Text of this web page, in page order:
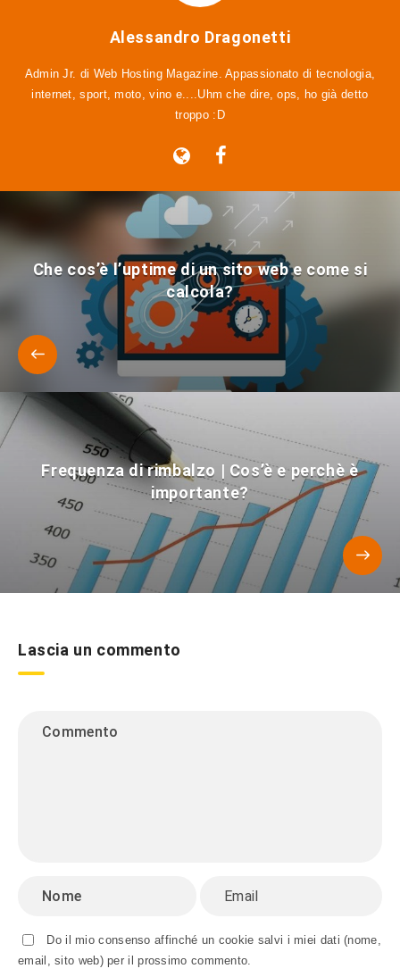
Alessandro Dragonetti
Admin Jr. di Web Hosting Magazine. Appassionato di tecnologia,
internet, sport, moto, vino e....Uhm che dire, ops, ho già detto
troppo :D
Che cos’è l’uptime di un sito web e come si
calcola?
Frequenza di rimbalzo | Cos’è e perchè è
importante?
Lascia un commento
Do il mio consenso affinché un cookie salvi i miei dati (nome,
email, sito web) per il prossimo commento.